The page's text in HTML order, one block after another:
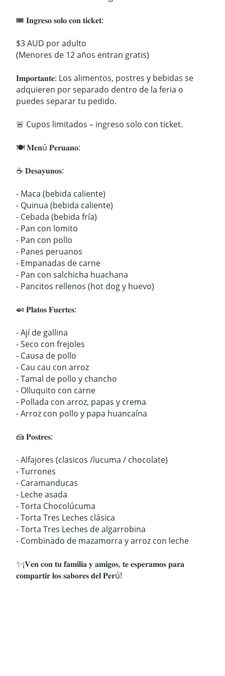
🎟️ 𝐈𝐧𝐠𝐫𝐞𝐬𝐨 𝐬𝐨𝐥𝐨 𝐜𝐨𝐧 𝐭𝐢𝐜𝐤𝐞𝐭:
$3 AUD por adulto
(Menores de 12 años entran gratis)
𝐈𝐦𝐩𝐨𝐫𝐭𝐚𝐧𝐭𝐞: Los alimentos, postres y bebidas se
adquieren por separado dentro de la feria o
puedes separar tu pedido.
🚨 Cupos limitados – ingreso solo con ticket.
🍽️ 𝐌𝐞𝐧ú 𝐏𝐞𝐫𝐮𝐚𝐧𝐨:
☕ 𝐃𝐞𝐬𝐚𝐲𝐮𝐧𝐨𝐬:
- Maca (bebida caliente)
- Quinua (bebida caliente)
- Cebada (bebida fría)
- Pan con lomito
- Pan con pollo
- Panes peruanos
- Empanadas de carne
- Pan con salchicha huachana
- Pancitos rellenos (hot dog y huevo)
🍛 𝐏𝐥𝐚𝐭𝐨𝐬 𝐅𝐮𝐞𝐫𝐭𝐞𝐬:
- Ají de gallina
- Seco con frejoles
- Causa de pollo
- Cau cau con arroz
- Tamal de pollo y chancho
- Olluquito con carne
- Pollada con arroz, papas y crema
- Arroz con pollo y papa huancaína
🍰 𝐏𝐨𝐬𝐭𝐫𝐞𝐬:
- Alfajores (clasicos /lucuma / chocolate)
- Turrones
- Caramanducas
- Leche asada
- Torta Chocolúcuma
- Torta Tres Leches clásica
- Torta Tres Leches de algarrobina
- Combinado de mazamorra y arroz con leche
✨¡𝐕𝐞𝐧 𝐜𝐨𝐧 𝐭𝐮 𝐟𝐚𝐦𝐢𝐥𝐢𝐚 𝐲 𝐚𝐦𝐢𝐠𝐨𝐬, 𝐭𝐞 𝐞𝐬𝐩𝐞𝐫𝐚𝐦𝐨𝐬 𝐩𝐚𝐫𝐚
𝐜𝐨𝐦𝐩𝐚𝐫𝐭𝐢𝐫 𝐥𝐨𝐬 𝐬𝐚𝐛𝐨𝐫𝐞𝐬 𝐝𝐞𝐥 𝐏𝐞𝐫ú!